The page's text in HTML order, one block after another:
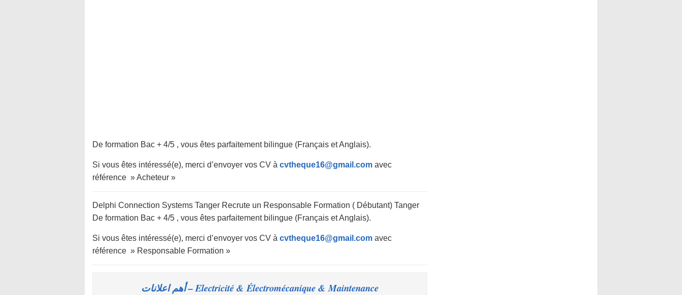
De formation Bac + 4/5 , vous êtes parfaitement bilingue (Français et Anglais).
Si vous êtes intéressé(e), merci d’envoyer vos CV à cvtheque16@gmail.com avec
référence » Acheteur »
Delphi Connection Systems Tanger Recrute un Responsable Formation ( Débutant) Tanger
De formation Bac + 4/5 , vous êtes parfaitement bilingue (Français et Anglais).
Si vous êtes intéressé(e), merci d’envoyer vos CV à cvtheque16@gmail.com avec
référence » Responsable Formation »
Electricité & Électromécanique & Maintenance – أهم اعلانات